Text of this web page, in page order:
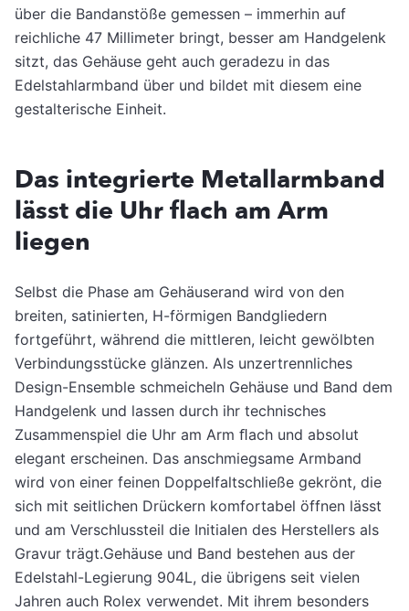
über die Bandanstöße gemessen – immerhin auf
reichliche 47 Millimeter bringt, besser am Handgelenk
sitzt, das Gehäuse geht auch geradezu in das
Edelstahlarmband über und bildet mit diesem eine
gestalterische Einheit.
Das integrierte Metallarmband
lässt die Uhr flach am Arm
liegen
Selbst die Phase am Gehäuserand wird von den
breiten, satinierten, H-förmigen Bandgliedern
fortgeführt, während die mittleren, leicht gewölbten
Verbindungsstücke glänzen. Als unzertrennliches
Design-Ensemble schmeicheln Gehäuse und Band dem
Handgelenk und lassen durch ihr technisches
Zusammenspiel die Uhr am Arm ﬂach und absolut
elegant erscheinen. Das anschmiegsame Armband
wird von einer feinen Doppelfaltschließe gekrönt, die
sich mit seitlichen Drückern komfortabel öffnen lässt
und am Verschlussteil die Initialen des Herstellers als
Gravur trägt.Gehäuse und Band bestehen aus der
Edelstahl-Legierung 904L, die übrigens seit vielen
Jahren auch Rolex verwendet. Mit ihrem besonders